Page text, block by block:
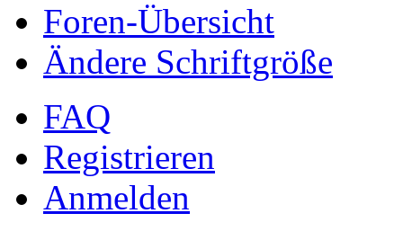
Foren-Übersicht
Ändere Schriftgröße
FAQ
Registrieren
Anmelden